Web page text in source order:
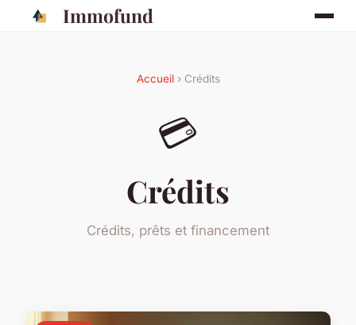
Immofund
Accueil› Crédits
💳
Crédits
Crédits, prêts et financement